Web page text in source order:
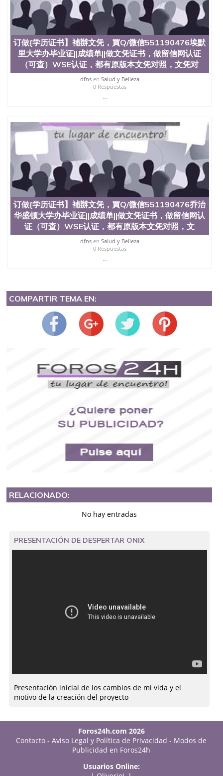
订做{学历证书】補辦文凭，買Q/微信551190476埃默
里大学办毕业证||成绩单||做文凭证书，做留信网认证
（可查）WSE认证，都有原版本文凭对照，文凭对
dfnsen Salud y Belleza
0 Respuestas
...
订做{学历证书】補辦文凭，買Q/微信551190476乔治
华盛顿大学办毕业证||成绩单||做文凭证书，做留信网认
证（可查）WSE认证，都有原版本文凭对照，文
dfnsen Salud y Belleza
0 Respuestas
...
COMPARTIR TEMA EN:
RELACIONADO:
No hay entradas
PRESENTACIÓN DE DESPERTAR ONIX
Presentación inicial de los cambios de mi vida y el
motivo de la creación del proyecto
Foros24h.com 2026
Contacto -Aviso Legal y Política de Privacidad - Modos de
Publicidad en Foros24h
Usuarios Online: